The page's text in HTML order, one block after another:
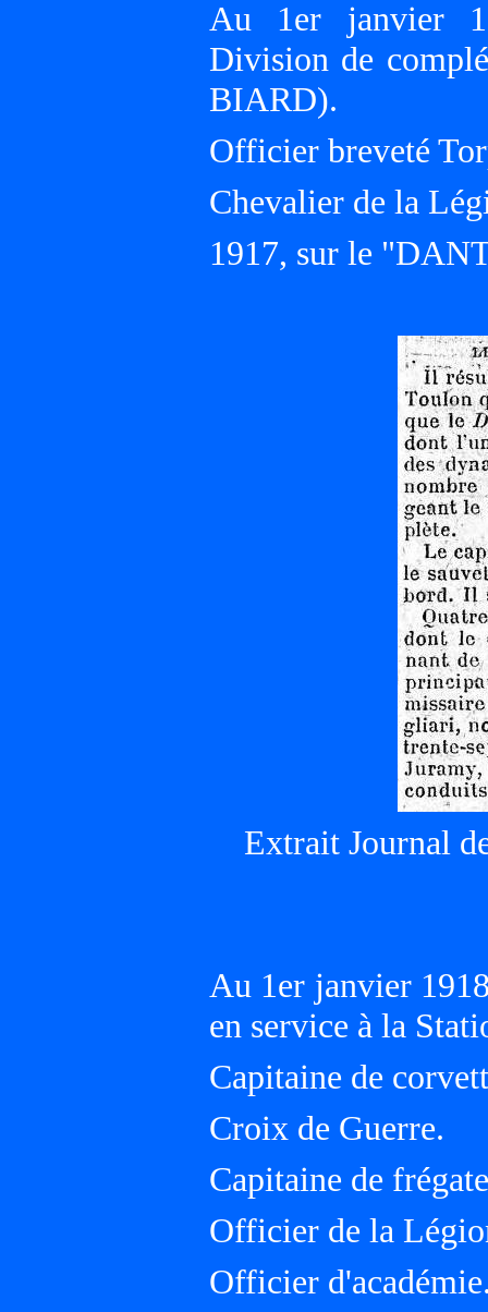
Au 1er janvier
Division de
BIARD).
Officier breveté
Chevalier de la
1917, sur le
Extrait Journal
Au 1er janvier
en service à la
Capitaine de
Croix de Guerre.
Capitaine de
Officier de la
Officier